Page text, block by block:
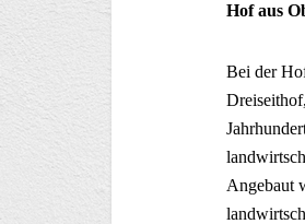
Hof aus
Bei der
Angebaut